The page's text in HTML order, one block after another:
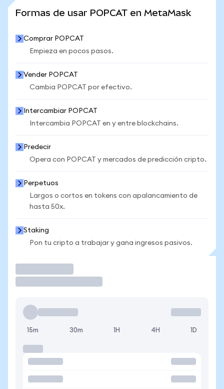
Formas de usar POPCAT en MetaMask
Comprar POPCAT
Empieza en pocos pasos.
Vender POPCAT
Cambia POPCAT por efectivo.
Intercambiar POPCAT
Intercambia POPCAT en y entre blockchains.
Predecir
Opera con POPCAT y mercados de predicción cripto.
Perpetuos
Largos o cortos en tokens con apalancamiento de
hasta 50x.
Staking
Pon tu cripto a trabajar y gana ingresos pasivos.
15m 30m 1H 4H 1D